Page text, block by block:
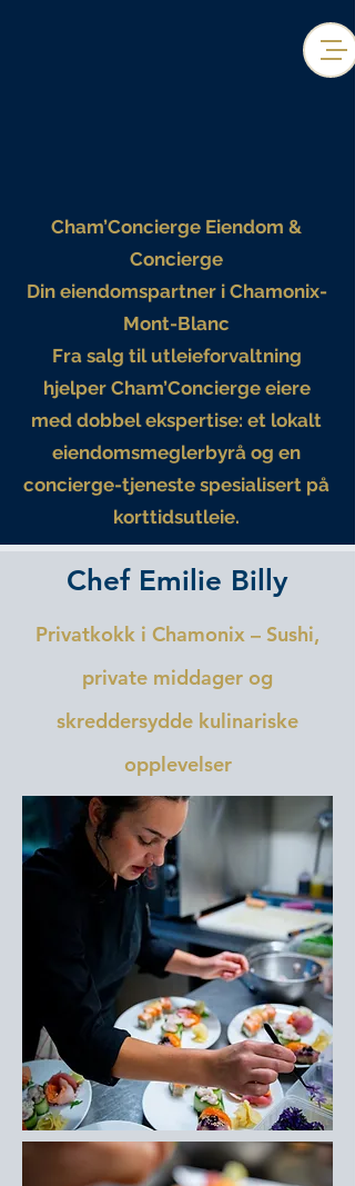
Cham’Concierge Eiendom &
Concierge
Din eiendomspartner i Chamonix-
Mont-Blanc
Fra salg til utleieforvaltning
hjelper Cham’Concierge eiere
med dobbel ekspertise: et lokalt
eiendomsmeglerbyrå og en
concierge-tjeneste spesialisert på
korttidsutleie.
Chef Emilie Billy
Privatkokk i Chamonix – Sushi,
private middager og
skreddersydde kulinariske
opplevelser